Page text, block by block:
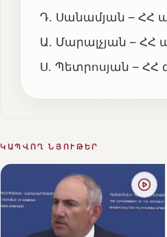
Դ. Սանամյան – ՀՀ
Ա. Մարալչյան –
Ս. Պետրոսյան –
ԿԱՊՎՈՂ ՆՅՈՒԹԵՐ